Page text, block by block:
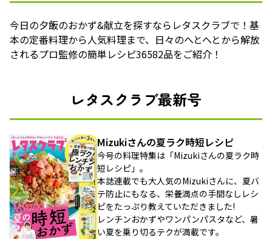
今日の夕飯のおかず&献立を探すならレタスクラブで！基
本の定番料理から人気料理まで、日々のへとへとから解放
されるプロ監修の簡単レシピ36582品をご紹介！
レタスクラブ最新号
Mizukiさんの夏ラク時短レシピ
今号の料理特集は「Mizukiさんの夏ラク時
短レシピ」。
本誌連載でも大人気のMizukiさんに、夏バ
テ防止にもなる、栄養満点の手間なしレシ
ピをたっぷり教えていただきました!
レンチンおかずやワンパンパスタなど、暑
い夏を乗り切るテクが満載です。